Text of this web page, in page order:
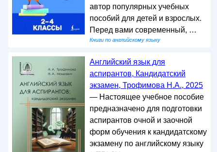
автор популярных учебных
пособий для детей и взрослых.
Перед вами современный, …
Книги по английскому языку
Английский язык для
аспирантов, Кандидатский
экзамен, Трофимова Н.А., 2025
— Настоящее учебное пособие
предназначено для подготовки
аспирантов очной и заочной
форм обучения к кандидатскому
экзамену по английскому языку